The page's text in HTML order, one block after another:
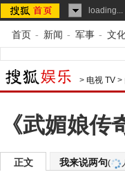
loading...
首页 - 新闻 - 军事 - 文
> 电视 TV >
《武媚娘
正文 我来说两句(